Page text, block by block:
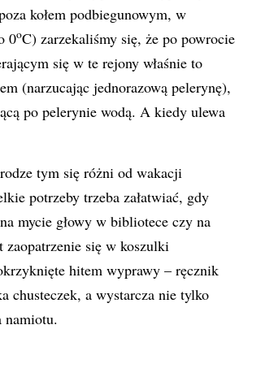
kołem podbiegunowym, w
0oC) zarzekaliśmy się, że po powrocie
się w te rejony właśnie to
(narzucając jednorazową pelerynę),
po pelerynie wodą. A kiedy ulewa
tym się różni od wakacji
potrzeby trzeba załatwiać, gdy
mycie głowy w bibliotece czy na
się w koszulki
hitem wyprawy – ręcznik
chusteczek, a wystarcza nie tylko
namiotu.